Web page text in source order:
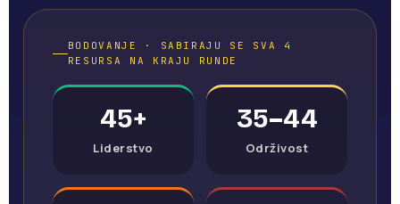
BODOVANJE · SABIRAJU SE SVA 4
RESURSA NA KRAJU RUNDE
45+
Liderstvo
35–44
Održivost